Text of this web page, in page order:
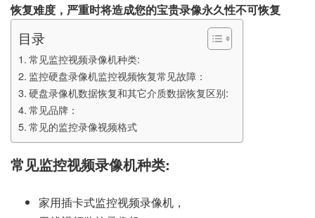
恢复难度，严重时将造成您的宝贵录像永久性不可恢复
目录
常见监控视频录像机种类:
监控硬盘录像机监控视频恢复常见故障：
硬盘录像机数据恢复和其它介质数据恢复区别:
常见品牌：
常见的监控录像视频格式
常见监控视频录像机种类:
家用插卡式监控视频录像机，